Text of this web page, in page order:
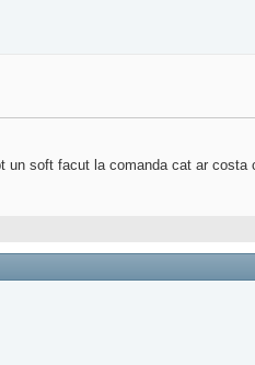
un soft facut la comanda cat ar costa